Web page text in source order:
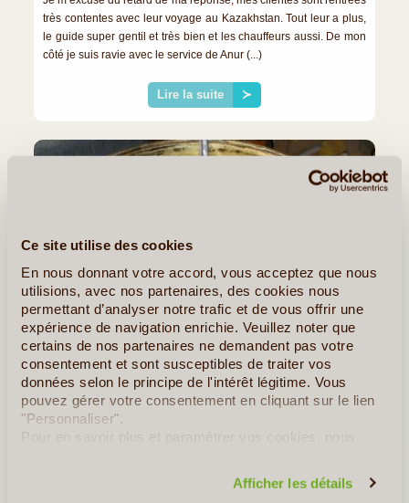
Ce site utilise des cookies
En nous donnant votre accord, vous acceptez que nous
utilisions, avec nos partenaires, des cookies nous
permettant d’analyser notre trafic et de vous offrir une
expérience de navigation enrichie. Veuillez noter que
certains de nos partenaires ne demandent pas votre
consentement et sont susceptibles de traiter vos
données selon le principe de l'intérêt légitime. Vous
pouvez gérer votre consentement en cliquant sur le lien
"Personnaliser".
Pour en savoir plus et paramétrer vos cookies, nous
Afficher les détails
très contentes avec leur voyage au Kazakhstan. Tout leur a plus,
le guide super gentil et très bien et les chauffeurs aussi. De mon
côté je suis ravie avec le service de Anur (...)
Lire la suite ≻
>> Voyage au Kazakhstan <<
BÉATRICE C.
Kanat (notre guide) par son dynamisme et sa gentillesse a